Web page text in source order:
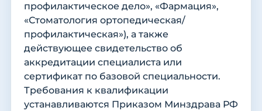
профилактическое дело», «Фармация»,
«Стоматология ортопедическая/
профилактическая»), а также
действующее свидетельство об
аккредитации специалиста или
сертификат по базовой специальности.
Требования к квалификации
устанавливаются Приказом Минздрава РФ